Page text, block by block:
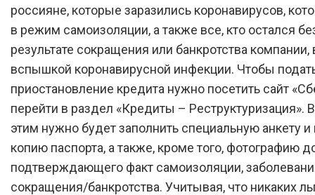
россияне, которые заразились коронавирусов,
в режим самоизоляции, а также все, кто остался
результате сокращения или банкротства
вспышкой коронавирусной инфекции. Чтобы
приостановление кредита нужно посетить сайт
перейти в раздел «Кредиты – Реструктуризация».
этим нужно будет заполнить специальную анкету
копию паспорта, а также, кроме того, фотографию
подтверждающего факт самоизоляции,
сокращения/банкротства. Учитывая, что никаких